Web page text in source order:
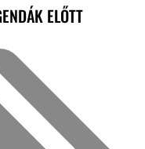
ELŐTT